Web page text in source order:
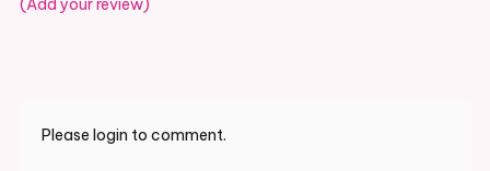
(Add your review)
Please login to comment.